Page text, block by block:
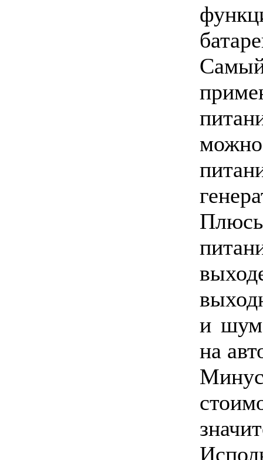
и
на